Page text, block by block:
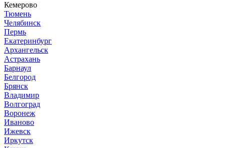
Кемерово
Тюмень
Челябинск
Пермь
Екатеринбург
Архангельск
Астрахань
Барнаул
Белгород
Брянск
Владимир
Волгоград
Воронеж
Иваново
Ижевск
Иркутск